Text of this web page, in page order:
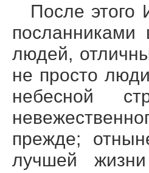
После этого
людей,
не просто
небесной
прежде;
лучшей